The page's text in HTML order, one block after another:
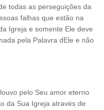
todas as perseguições da
falhas que estão na
Igreja e somente Ele deve
pela Palavra dEle e não
pelo Seu amor eterno
da Sua Igreja através de